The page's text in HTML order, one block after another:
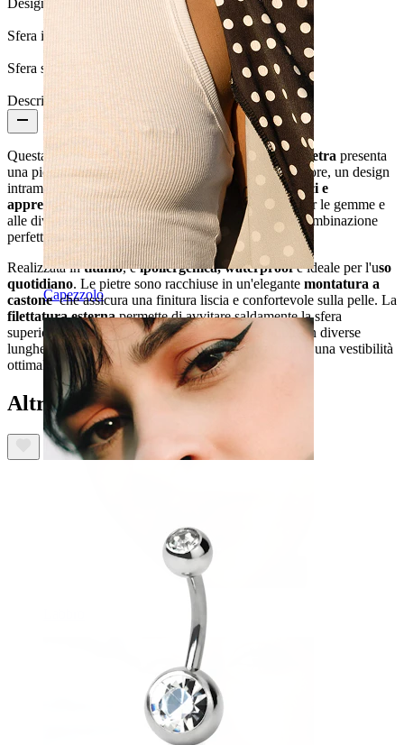
Capezzolo
Design:
Sfera inferiore: 8 mm
Sfera superiore: 5 mm
Descrizione
Questa barra per ombelico in titanio con doppia pietra presenta
una pietra sia nella parte superiore che in quella inferiore, un design
intramontabile che lo rende uno dei
gioielli più classici e
apprezzati
. Grazie alla varietà di colori disponibili per le gemme e
alle diverse lunghezze della barra, puoi scegliere la combinazione
perfetta per il tuo piercing e il tuo stile.
Realizzata intitanio, èipollergenica, waterproofe ideale per l'uso
quotidiano. Le pietre sono racchiuse in un'elegante montatura a
castoneche assicura una finitura liscia e confortevole sulla pelle. La
filettatura esternapermette di avvitare saldamente la sfera
superiore, garantendo una tenuta sicura. Disponibile in diverse
lunghezze della barra per offrirti il massimo comfort e una vestibilità
ottimale.
Altri hanno acquistato anche